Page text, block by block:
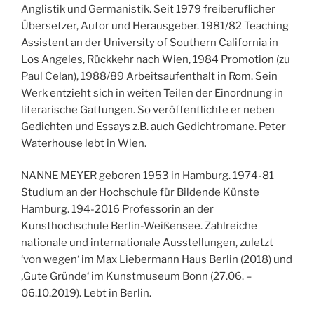
Anglistik und Germanistik. Seit 1979 freiberuflicher
Übersetzer, Autor und Herausgeber. 1981/82 Teaching
Assistent an der University of Southern California in
Los Angeles, Rückkehr nach Wien, 1984 Promotion (zu
Paul Celan), 1988/89 Arbeitsaufenthalt in Rom. Sein
Werk entzieht sich in weiten Teilen der Einordnung in
literarische Gattungen. So veröffentlichte er neben
Gedichten und Essays z.B. auch Gedichtromane. Peter
Waterhouse lebt in Wien.
NANNE MEYER geboren 1953 in Hamburg. 1974-81
Studium an der Hochschule für Bildende Künste
Hamburg. 194-2016 Professorin an der
Kunsthochschule Berlin-Weißensee. Zahlreiche
nationale und internationale Ausstellungen, zuletzt
‘von wegen‘ im Max Liebermann Haus Berlin (2018) und
‚Gute Gründe‘ im Kunstmuseum Bonn (27.06. –
06.10.2019). Lebt in Berlin.